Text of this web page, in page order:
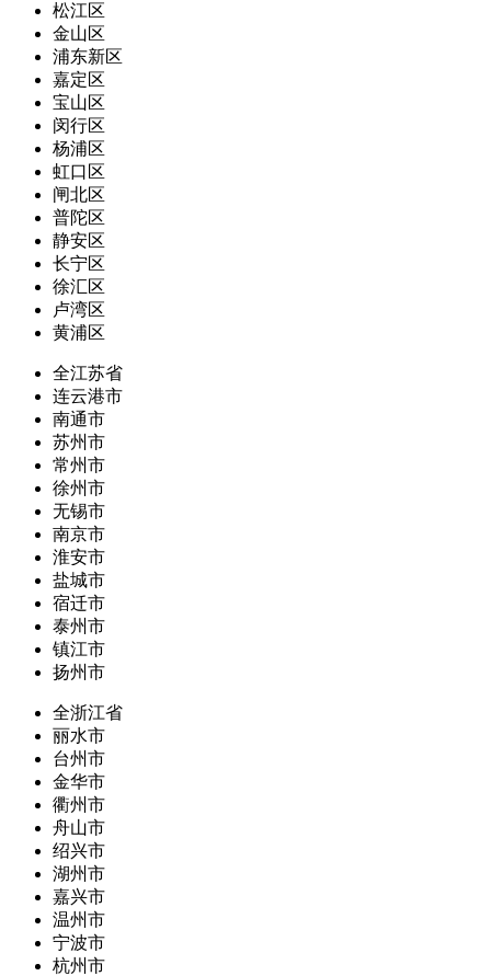
松江区
金山区
浦东新区
嘉定区
宝山区
闵行区
杨浦区
虹口区
闸北区
普陀区
静安区
长宁区
徐汇区
卢湾区
黄浦区
全江苏省
连云港市
南通市
苏州市
常州市
徐州市
无锡市
南京市
淮安市
盐城市
宿迁市
泰州市
镇江市
扬州市
全浙江省
丽水市
台州市
金华市
衢州市
舟山市
绍兴市
湖州市
嘉兴市
温州市
宁波市
杭州市